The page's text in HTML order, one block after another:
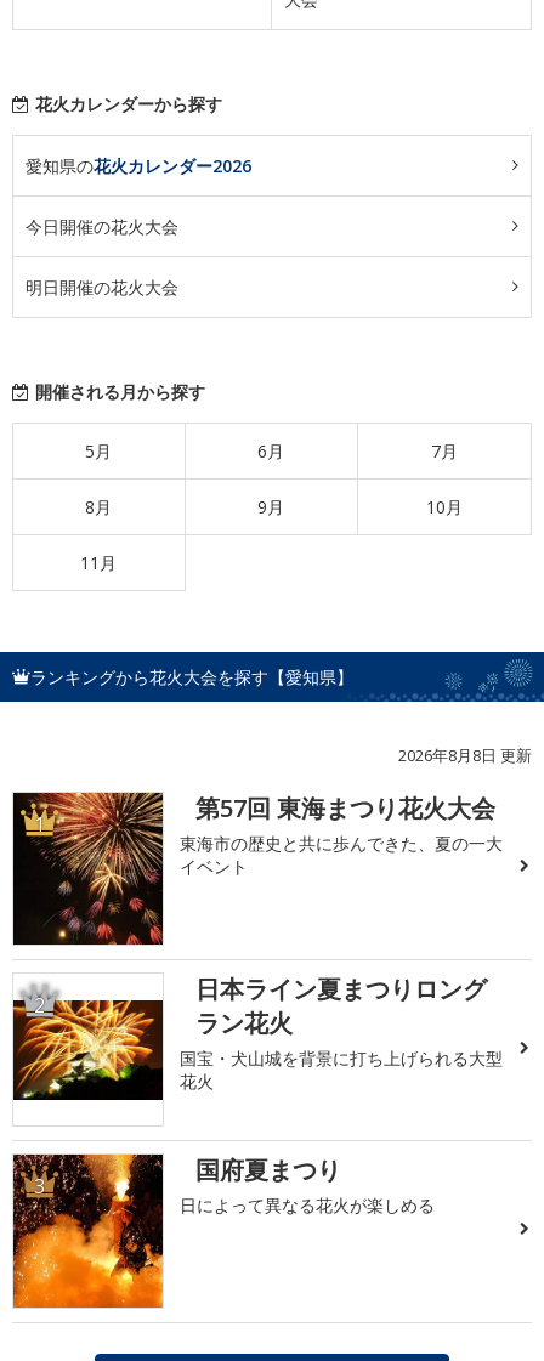
花火カレンダーから探す
愛知県の花火カレンダー2026
今日開催の花火大会
明日開催の花火大会
開催される月から探す
5月 6月 7月
8月 9月 10月
11月
ランキングから花火大会を探す【愛知県】
2026年8月8日 更新
1 第57回 東海まつり花火大会
東海市の歴史と共に歩んできた、夏の一大
イベント
2
日本ライン夏まつりロング
ラン花火
国宝・犬山城を背景に打ち上げられる大型
花火
3 国府夏まつり
日によって異なる花火が楽しめる